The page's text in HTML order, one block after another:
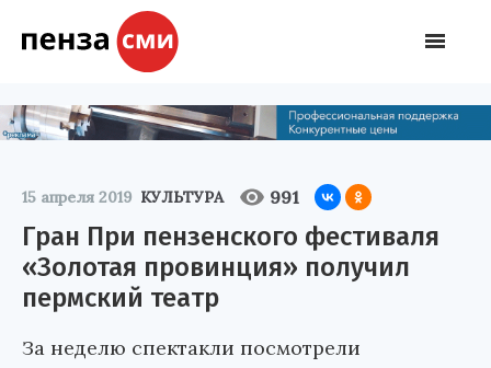
15 апреля 2019 КУЛЬТУРА 991
Гран При пензенского фестиваля
«Золотая провинция» получил
пермский театр
За неделю спектакли посмотрели